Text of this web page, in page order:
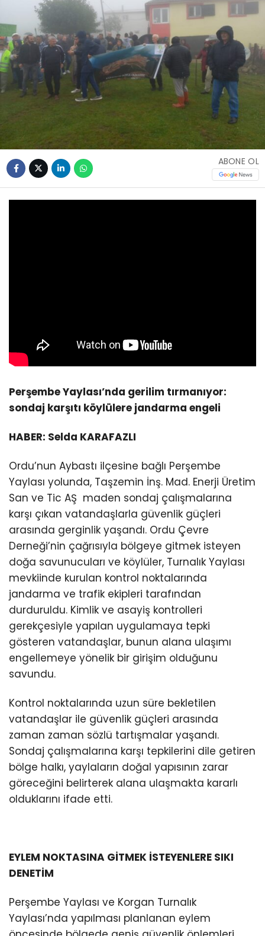
ABONE OL
Perşembe Yaylası’nda gerilim tırmanıyor:
sondaj karşıtı köylülere jandarma engeli
HABER: Selda KARAFAZLI
Ordu’nun Aybastı ilçesine bağlı Perşembe
Yaylası yolunda, Taşzemin İnş. Mad. Enerji Üretim
San ve Tic AŞ maden sondaj çalışmalarına
karşı çıkan vatandaşlarla güvenlik güçleri
arasında gerginlik yaşandı. Ordu Çevre
Derneği’nin çağrısıyla bölgeye gitmek isteyen
doğa savunucuları ve köylüler, Turnalık Yaylası
mevkiinde kurulan kontrol noktalarında
jandarma ve trafik ekipleri tarafından
durduruldu. Kimlik ve asayiş kontrolleri
gerekçesiyle yapılan uygulamaya tepki
gösteren vatandaşlar, bunun alana ulaşımı
engellemeye yönelik bir girişim olduğunu
savundu.
Kontrol noktalarında uzun süre bekletilen
vatandaşlar ile güvenlik güçleri arasında
zaman zaman sözlü tartışmalar yaşandı.
Sondaj çalışmalarına karşı tepkilerini dile getiren
bölge halkı, yaylaların doğal yapısının zarar
göreceğini belirterek alana ulaşmakta kararlı
olduklarını ifade etti.
EYLEM NOKTASINA GİTMEK İSTEYENLERE SIKI
DENETİM
Perşembe Yaylası ve Korgan Turnalık
Yaylası’nda yapılması planlanan eylem